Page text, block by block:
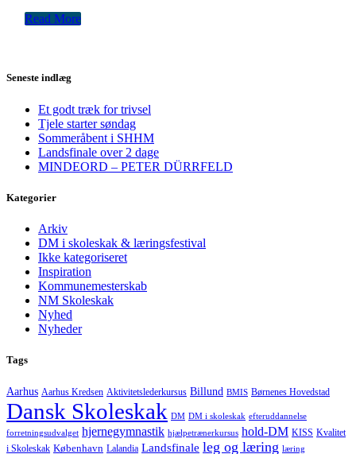
Read More
Seneste indlæg
Et godt træk for trivsel
Tjele starter søndag
Sommeråbent i SHHM
Landsfinale over 2 dage
MINDEORD – PETER DÜRRFELD
Kategorier
Arkiv
DM i skoleskak & læringsfestival
Ikke kategoriseret
Inspiration
Kommunemesterskab
NM Skoleskak
Nyhed
Nyheder
Tags
Aarhus Aarhus Kredsen Aktivitetslederkursus Billund BMIS Børnenes Hovedstad
Dansk Skoleskak DM DM i skoleskak efteruddannelse
forretningsudvalget hjernegymnastik hjælpetrænerkursus hold-DM KISS Kvalitet
i Skoleskak København Lalandia Landsfinale leg og læring læring